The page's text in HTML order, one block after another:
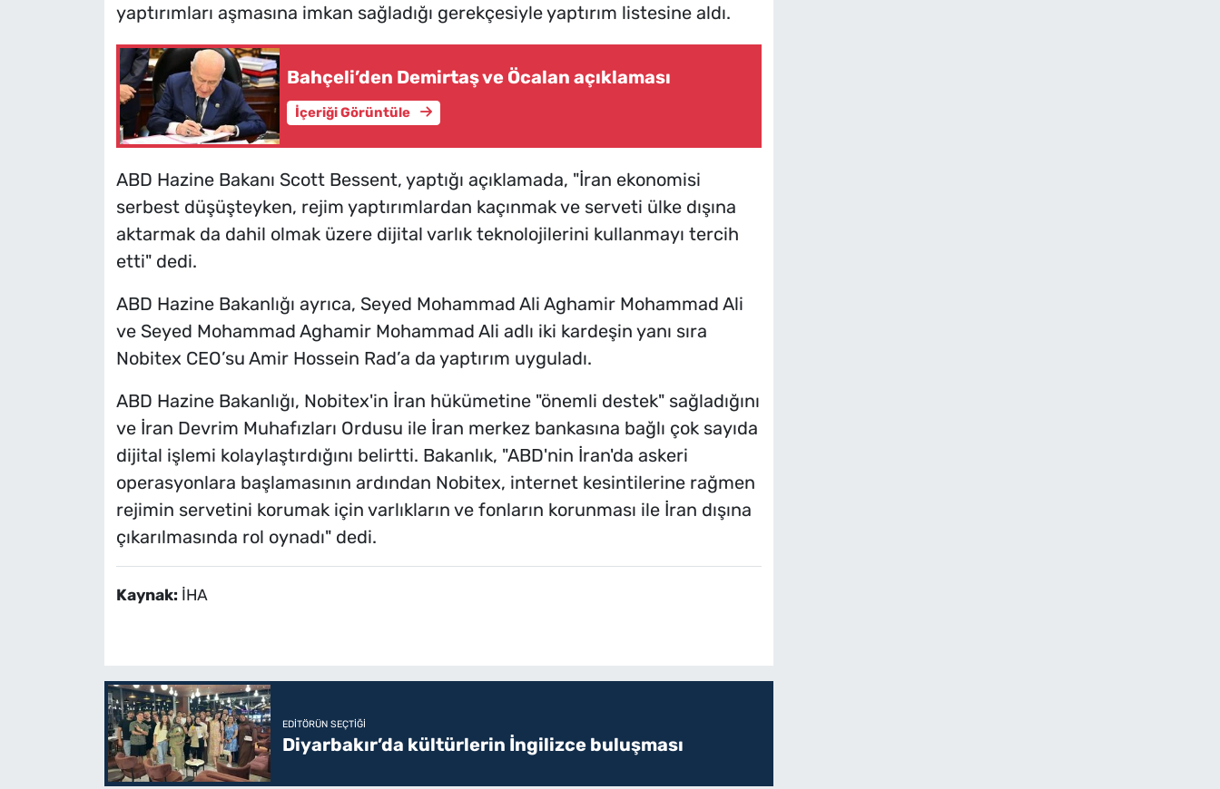
yaptırımları aşmasına imkan sağladığı gerekçesiyle yaptırım listesine aldı.
Bahçeli’den Demirtaş ve Öcalan açıklaması
İçeriği Görüntüle
ABD Hazine Bakanı Scott Bessent, yaptığı açıklamada, "İran ekonomisi
serbest düşüşteyken, rejim yaptırımlardan kaçınmak ve serveti ülke dışına
aktarmak da dahil olmak üzere dijital varlık teknolojilerini kullanmayı tercih
etti" dedi.
ABD Hazine Bakanlığı ayrıca, Seyed Mohammad Ali Aghamir Mohammad Ali
ve Seyed Mohammad Aghamir Mohammad Ali adlı iki kardeşin yanı sıra
Nobitex CEO’su Amir Hossein Rad’a da yaptırım uyguladı.
ABD Hazine Bakanlığı, Nobitex'in İran hükümetine "önemli destek" sağladığını
ve İran Devrim Muhafızları Ordusu ile İran merkez bankasına bağlı çok sayıda
dijital işlemi kolaylaştırdığını belirtti. Bakanlık, "ABD'nin İran'da askeri
operasyonlara başlamasının ardından Nobitex, internet kesintilerine rağmen
rejimin servetini korumak için varlıkların ve fonların korunması ile İran dışına
çıkarılmasında rol oynadı" dedi.
Kaynak: İHA
EDITÖRÜN SEÇTIĞI
Diyarbakır’da kültürlerin İngilizce buluşması